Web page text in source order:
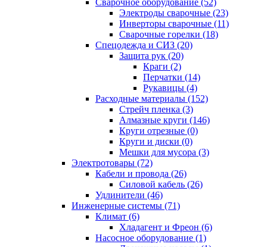
Сварочное оборудование (52)
Электроды сварочные (23)
Инверторы сварочные (11)
Сварочные горелки (18)
Спецодежда и СИЗ (20)
Защита рук (20)
Краги (2)
Перчатки (14)
Рукавицы (4)
Расходные материалы (152)
Стрейч пленка (3)
Алмазные круги (146)
Круги отрезные (0)
Круги и диски (0)
Мешки для мусора (3)
Электротовары (72)
Кабели и провода (26)
Силовой кабель (26)
Удлинители (46)
Инженерные системы (71)
Климат (6)
Хладагент и Фреон (6)
Насосное оборудование (1)